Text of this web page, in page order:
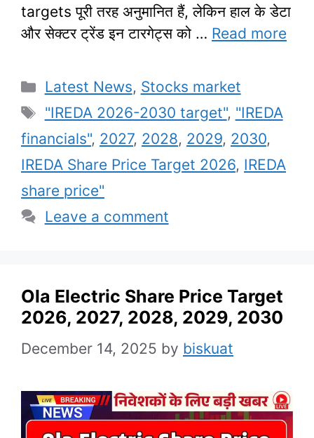
targets पूरी तरह अनुमानित हैं, लेकिन हाल के डेटा
और सेक्टर ट्रेंड इन टारगेट्स को … Read more
Categories
Latest News, Stocks market
Tags
"IREDA 2026-2030 target", "IREDA
financials", 2027, 2028, 2029, 2030,
IREDA Share Price Target 2026, IREDA
share price"
Leave a comment
Ola Electric Share Price Target
2026, 2027, 2028, 2029, 2030
December 14, 2025 by biskuat